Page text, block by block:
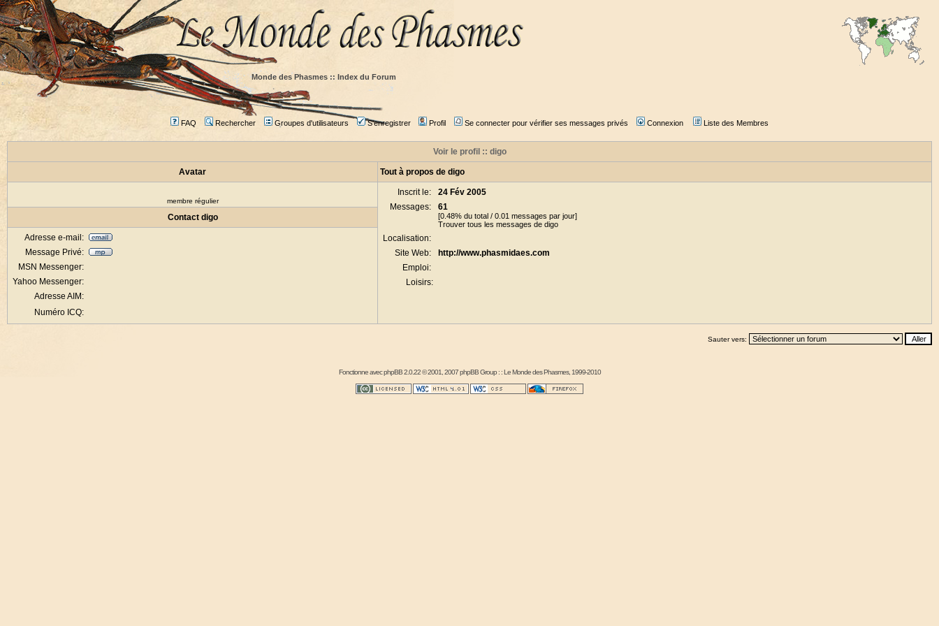
Monde des Phasmes :: Index du Forum
FAQ Rechercher Groupes d'utilisateurs S'enregistrer Profil Se connecter pour vérifier ses messages privés Connexion Liste des Membres
Voir le profil :: digo
Avatar Tout à propos de digo
membre régulier
Inscrit le:
24 Fév 2005
Messages:
61
[0.48% du total / 0.01 messages par jour]
Trouver tous les messages de digo
Localisation:
Site Web:
http://www.phasmidaes.com
Emploi:
Loisirs:
Contact digo
Adresse e-mail:
Message Privé:
MSN Messenger:
Yahoo Messenger:
Adresse AIM:
Numéro ICQ:
Sauter vers:
Fonctionne avecphpBB2.0.22 © 2001, 2007 phpBB Group : :Le Monde des Phasmes, 1999-2010